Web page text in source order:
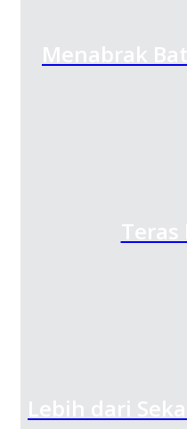
Menabrak
Teras
Lebih dari